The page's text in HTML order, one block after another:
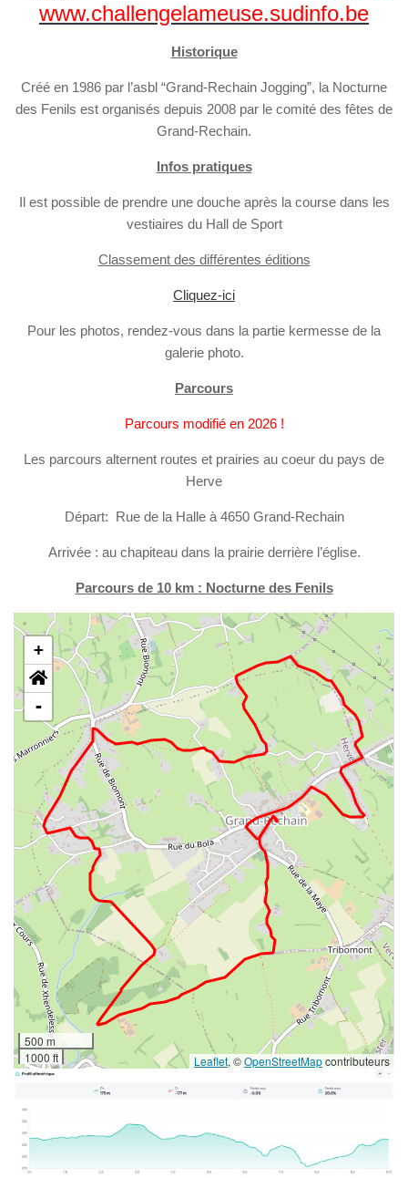
www.challengelameuse.sudinfo.be
Historique
Créé en 1986 par l’asbl “Grand-Rechain Jogging”, la Nocturne
des Fenils est organisés depuis 2008 par le comité des fêtes de
Grand-Rechain.
Infos pratiques
Il est possible de prendre une douche après la course dans les
vestiaires du Hall de Sport
Classement des différentes éditions
Cliquez-ici
Pour les photos, rendez-vous dans la partie kermesse de la
galerie photo.
Parcours
Parcours modifié en 2026 !
Les parcours alternent routes et prairies au coeur du pays de
Herve
Départ: Rue de la Halle à 4650 Grand-Rechain
Arrivée : au chapiteau dans la prairie derrière l’église.
Parcours de 10 km : Nocturne des Fenils
+
-
500 m
1000 ft
Leaflet, ©OpenStreetMapcontributeurs